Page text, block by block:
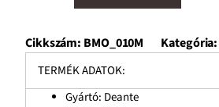
Cikkszám: BMO_010M Kategória:
TERMÉK ADATOK:
Gyártó: Deante